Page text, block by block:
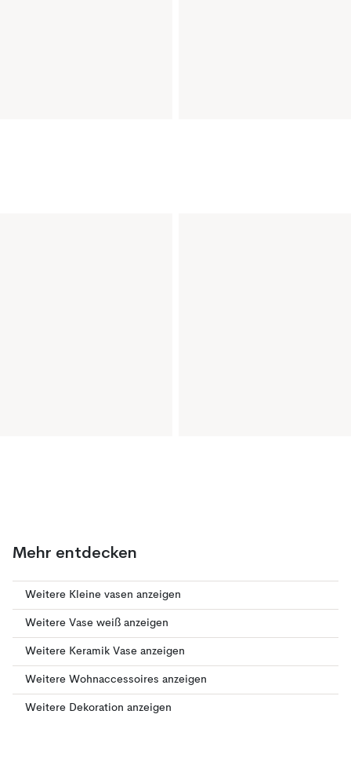
Mehr entdecken
Weitere Kleine vasen anzeigen
Weitere Vase weiß anzeigen
Weitere Keramik Vase anzeigen
Weitere Wohnaccessoires anzeigen
Weitere Dekoration anzeigen